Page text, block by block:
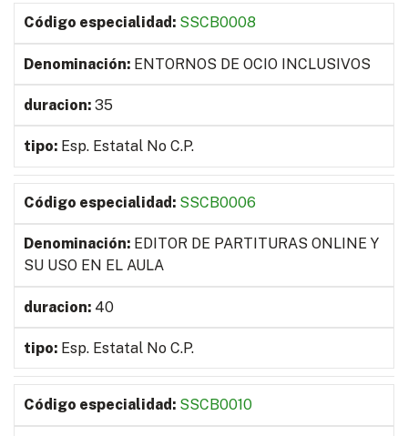
SSCB0008
ENTORNOS DE OCIO INCLUSIVOS
35
Esp. Estatal No C.P.
SSCB0006
EDITOR DE PARTITURAS ONLINE Y
SU USO EN EL AULA
40
Esp. Estatal No C.P.
SSCB0010